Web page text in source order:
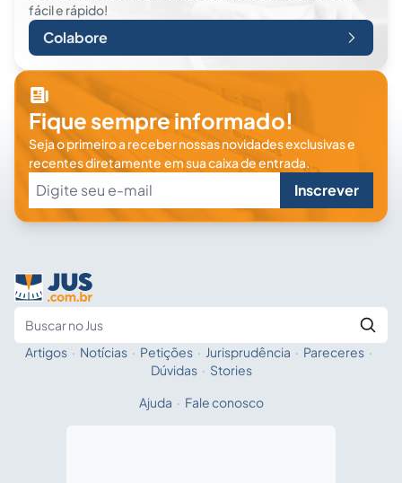
fácil e rápido!
Colabore
Fique sempre informado!
Seja o primeiro a receber nossas novidades exclusivas e
recentes diretamente em sua caixa de entrada.
Inscrever
Fale com a IA
Artigos · Notícias · Petições · Jurisprudência · Pareceres ·
Dúvidas · Stories
Ajuda · Fale conosco